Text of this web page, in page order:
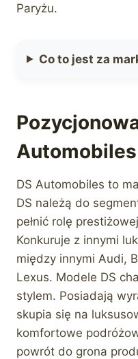
Paryżu.
Co to jest za
DS Automobiles to
DS należą do
pełnić rolę
Konkuruje z innymi
między innymi Audi,
Lexus. Modele DS
stylem. Posiadają
skupia się na
komfortowe
powrót do grona